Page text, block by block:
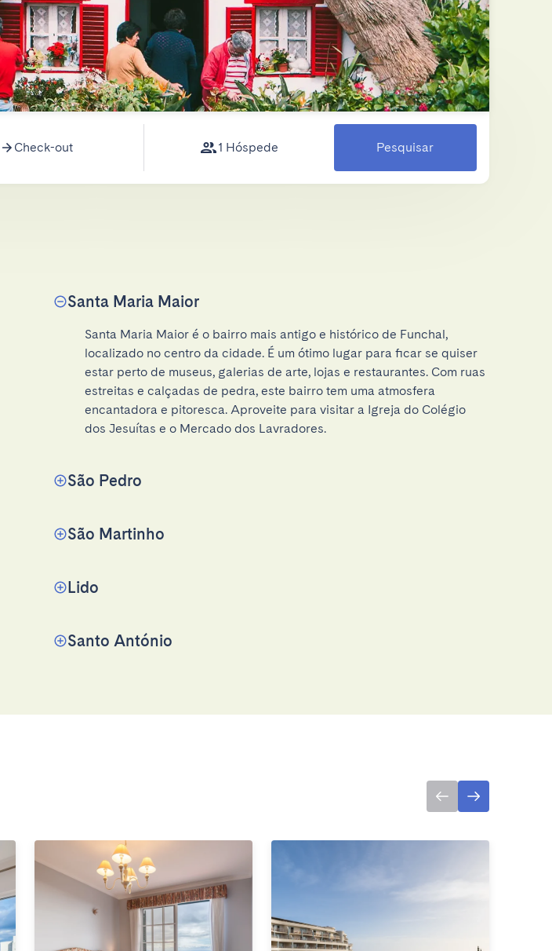
Check-out 1 Hóspede Pesquisar
Santa Maria Maior
Santa Maria Maior é o bairro mais antigo e histórico de Funchal,
localizado no centro da cidade. É um ótimo lugar para ficar se quiser
estar perto de museus, galerias de arte, lojas e restaurantes. Com ruas
estreitas e calçadas de pedra, este bairro tem uma atmosfera
encantadora e pitoresca. Aproveite para visitar a Igreja do Colégio
dos Jesuítas e o Mercado dos Lavradores.
São Pedro
São Martinho
Lido
Santo António